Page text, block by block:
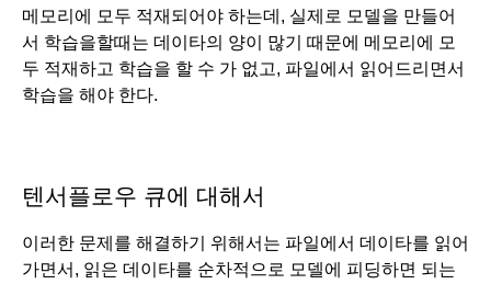
메모리에 모두 적재되어야 하는데, 실제로 모델을 만들어
서 학습을할때는 데이타의 양이 많기 때문에 메모리에 모
두 적재하고 학습을 할 수 가 없고, 파일에서 읽어드리면서
학습을 해야 한다.
텐서플로우 큐에 대해서
이러한 문제를 해결하기 위해서는 파일에서 데이타를 읽어
가면서, 읽은 데이타를 순차적으로 모델에 피딩하면 되는